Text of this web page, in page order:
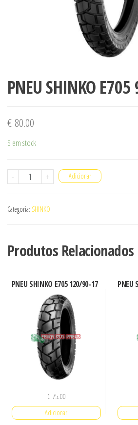
PNEU SHINKO
€ 80.00
5 em stock
-
Quantidade
SHINKO
90/90-
21
+ Adicionar
Categoria: SHINKO
Produtos Relacionados
PNEU SHINKO E705 120/90-17
€75.00
Adicionar
PNEU